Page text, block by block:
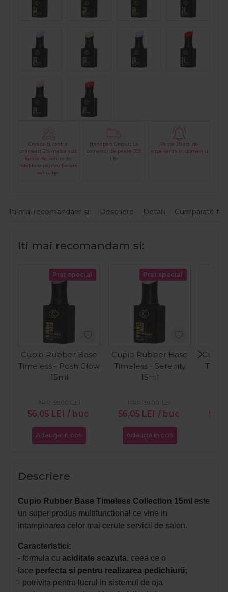
Creaza-ti cont si
primesti 2% inapoi sub
forma de bonus de
fidelitate pentru fiecare
achizitie.
Transport Gratuit La
comenzi de peste 399
LEI
Peste 29 ani de
experienta in domeniu
Iti mai recomandam si: Descriere Detalii Cumparate
Iti mai recomandam si:
Pret special
Cupio Rubber Base
Timeless - Posh Glow
15ml
56,05 LEI / buc
PRP: 59,00 LEI
Adauga in cos
Pret special
Cupio Rubber Base
Timeless - Serenity
15ml
56,05 LEI / buc
PRP: 59,00 LEI
Adauga in cos
Cupio
Descriere
Cupio Rubber Base Timeless Collection 15ml este
un super produs multifunctional ce vine in
intampinarea celor mai cerute servicii de salon.
Caracteristici:
- formula cu aciditate scazuta, ceea ce o
face perfecta si pentru realizarea pedichiurii;
- potrivita pentru lucrul in sistemul de oja